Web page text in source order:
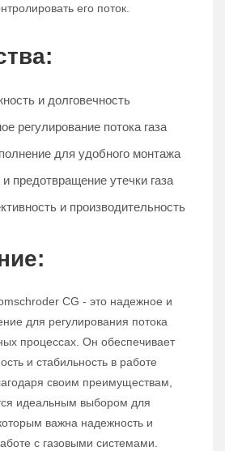
его поток.
и долговечность
регулирование потока газа
для удобного монтажа
предотвращение утечки газа
и производительность
CG - это надежное и
для регулирования потока
процессах. Он обеспечивает
и стабильность в работе
своим преимуществам,
идеальным выбором для
важна надежность и
с газовыми системами.